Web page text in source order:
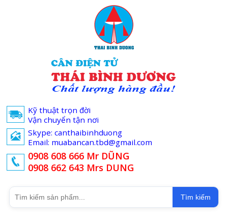
Kỹ thuật trọn đời
Vận chuyển tận nơi
Skype: canthaibinhduong
Email: muabancan.tbd@gmail.com
0908 608 666 Mr DŨNG
0908 662 643 Mrs DUNG
Tìm kiếm